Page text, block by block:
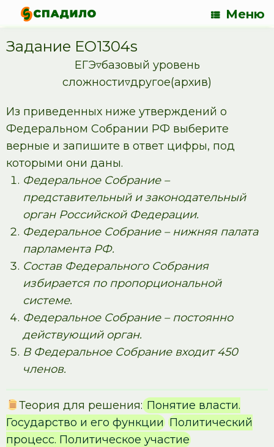
Меню
Задание EO1304s
ЕГЭ▿базовый уровень
сложности▿другое(архив)
Из приведенных ниже утверждений о
Федеральном Собрании РФ выберите
верные и запишите в ответ цифры, под
которыми они даны.
Федеральное Собрание –
представительный и законодательный
орган Российской Федерации.
Федеральное Собрание – нижняя палата
парламента РФ.
Состав Федерального Собрания
избирается по пропорциональной
системе.
Федеральное Собрание – постоянно
действующий орган.
В Федеральное Собрание входит 450
членов.
Теория для решения:Понятие власти.
Государство и его функции Политический
процесс. Политическое участие